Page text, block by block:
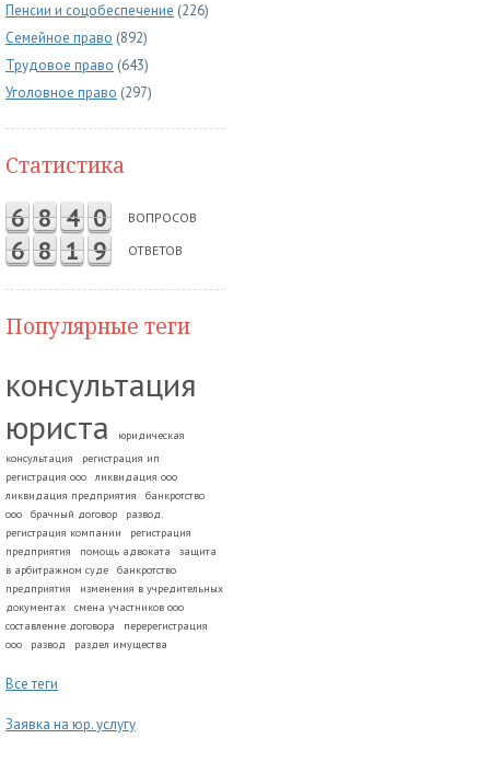
Пенсии и соцобеспечение (226)
Семейное право (892)
Трудовое право (643)
Уголовное право (297)
Статистика
6 8 4 0 ВОПРОСОВ
6 8 1 9 ОТВЕТОВ
Популярные теги
консультация
юриста
юридическая
консультация
регистрация ип
регистрация ооо
ликвидация ооо
ликвидация предприятия
банкротство
ооо
брачный договор
развод.
регистрация компании
регистрация
предприятия
помощь адвоката
защита
в арбитражном суде
банкротство
предприятия
изменения в учредительных
документах
смена участников ооо
составление договора
перерегистрация
ооо
развод раздел имущества
Все теги
Заявка на юр. услугу